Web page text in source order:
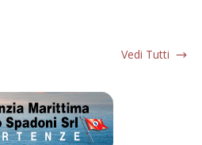
Vedi Tutti